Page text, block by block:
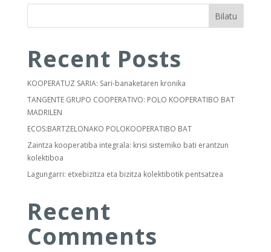
Bilatu
Recent Posts
KOOPERATUZ SARIA: Sari-banaketaren kronika
TANGENTE GRUPO COOPERATIVO: POLO KOOPERATIBO BAT
MADRILEN
ECOS:BARTZELONAKO POLOKOOPERATIBO BAT
Zaintza kooperatiba integrala: krisi sistemiko bati erantzun
kolektiboa
Lagungarri: etxebizitza eta bizitza kolektibotik pentsatzea
Recent
Comments